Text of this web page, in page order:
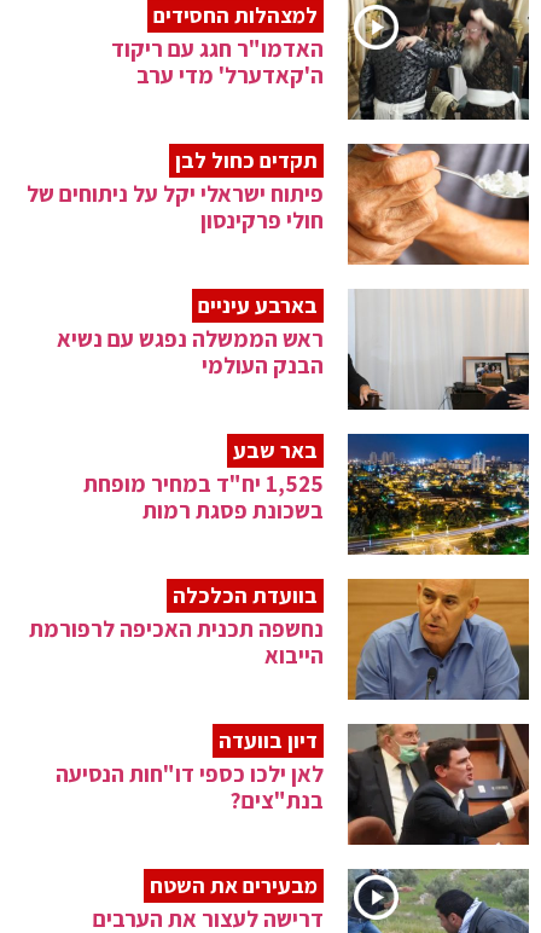
למצהלות החסידים
האדמו"ר חגג עם ריקוד
ה'קאדערל' מדי ערב
תקדים כחול לבן
פיתוח ישראלי יקל על ניתוחים של
חולי פרקינסון
בארבע עיניים
ראש הממשלה נפגש עם נשיא
הבנק העולמי
באר שבע
1,525 יח"ד במחיר מופחת
בשכונת פסגת רמות
בוועדת הכלכלה
נחשפה תכנית האכיפה לרפורמת
הייבוא
דיון בוועדה
לאן ילכו כספי דו"חות הנסיעה
בנת"צים?
מבעירים את השטח
דרישה לעצור את הערבים